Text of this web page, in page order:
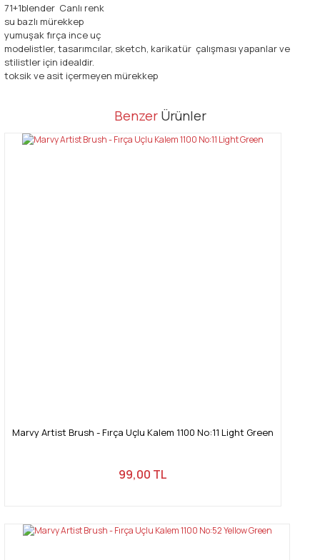
71+1blender Canlı renk
su bazlı mürekkep
yumuşak fırça ince uç
modelistler, tasarımcılar, sketch, karikatür çalışması yapanlar ve
stilistler için idealdir.
toksik ve asit içermeyen mürekkep
Bu ürüne ilk yorumu siz yapın!
Bu ürünün fiyat bilgisi, resim, ürün açıklamalarında ve diğer
tarafımıza iletebilirsiniz.
Benzer Ürünler
Marvy Artist Brush - Fırça Uçlu Kalem 1100 No:11 Light Green
99,00 TL